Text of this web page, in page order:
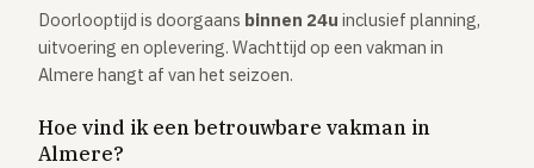
Doorlooptijd is doorgaans binnen 24u inclusief planning,
uitvoering en oplevering. Wachttijd op een vakman in
Almere hangt af van het seizoen.
Hoe vind ik een betrouwbare vakman in
Almere?